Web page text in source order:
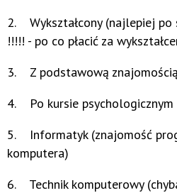
2. Wykształcony (najlepiej
!!!!! - po co płacić za
3. Z podstawową
4. Po kursie
5. Informatyk (znajomość
komputera)
6. Technik komputerowy